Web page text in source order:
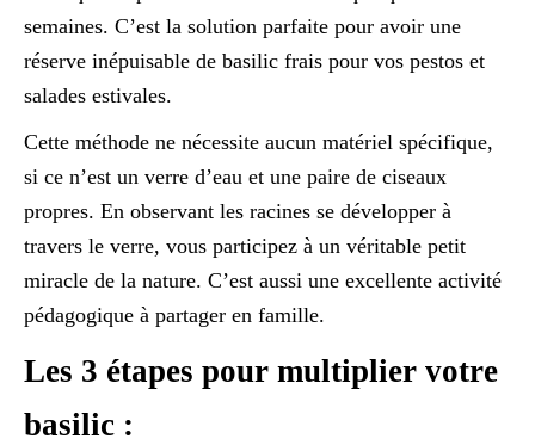
semaines. C’est la solution parfaite pour avoir une
réserve inépuisable de basilic frais pour vos pestos et
salades estivales.
Cette méthode ne nécessite aucun matériel spécifique,
si ce n’est un verre d’eau et une paire de ciseaux
propres. En observant les racines se développer à
travers le verre, vous participez à un véritable petit
miracle de la nature. C’est aussi une excellente activité
pédagogique à partager en famille.
Les 3 étapes pour multiplier votre
basilic :